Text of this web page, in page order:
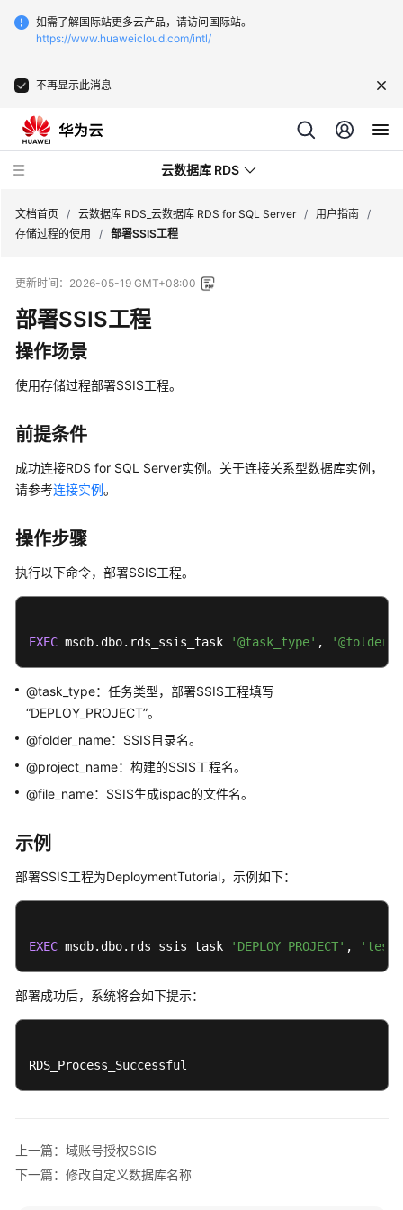
如需了解国际站更多云产品，请访问国际站。
https://www.huaweicloud.com/intl/
不再显示此消息
云数据库 RDS
最
动
态
务
告
品
绍
费
快
速
入
户
南
过
予
使
RDS
买
文档首页 / 云数据库 RDS_云数据库 RDS for SQL Server / 用户指南 /
存储过程的使用
/ 部署SSIS工程
更新时间： 2026-05-19 GMT+08:00
部署SSIS工程
操作场景
使用存储过程部署SSIS工程。
前提条件
成功连接RDS for SQL Server实例。关于连接关系型数据库实例，
请参考连接实例。
操作步骤
执行以下命令，部署SSIS工程。
EXEC msdb.dbo.rds_ssis_task '@task_type' ,
@task_type：任务类型，部署SSIS工程填写
“DEPLOY_PROJECT”。
@folder_name：SSIS目录名。
@project_name：构建的SSIS工程名。
@file_name：SSIS生成ispac的文件名。
示例
部署SSIS工程为DeploymentTutorial，示例如下：
EXEC msdb.dbo.rds_ssis_task 'DEPLOY_PROJECT' ,
部署成功后，系统将会如下提示：
RDS_Process_Successful
上一篇：域账号授权SSIS
下一篇：修改自定义数据库名称